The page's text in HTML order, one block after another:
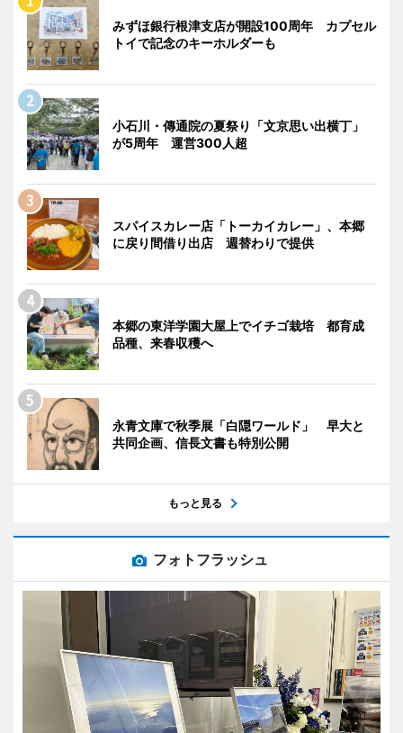
みずほ銀行根津支店が開設100周年 カプセル
トイで記念のキーホルダーも
小石川・傳通院の夏祭り「文京思い出横丁」
が5周年 運営300人超
スパイスカレー店「トーカイカレー」、本郷
に戻り間借り出店 週替わりで提供
本郷の東洋学園大屋上でイチゴ栽培 都育成
品種、来春収穫へ
永青文庫で秋季展「白隠ワールド」 早大と
共同企画、信長文書も特別公開
もっと見る
フォトフラッシュ